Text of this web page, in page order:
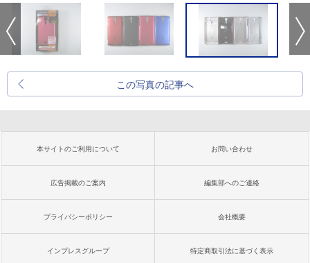
この写真の記事へ
本サイトのご利用について お問い合わせ
広告掲載のご案内 編集部へのご連絡
プライバシーポリシー 会社概要
インプレスグループ 特定商取引法に基づく表示